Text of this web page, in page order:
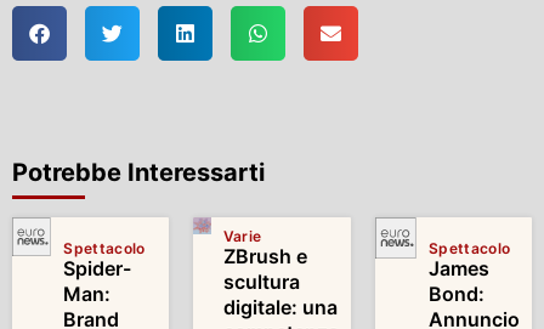
Potrebbe Interessarti
Spettacolo
Spider-
Man:
Brand
Varie
ZBrush e
scultura
digitale: una
Spettacolo
James
Bond:
Annuncio